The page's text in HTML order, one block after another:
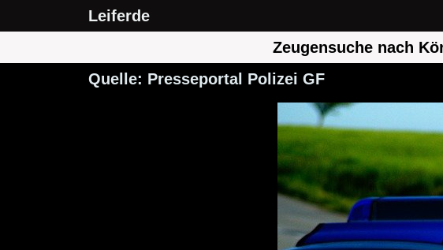
Leiferde
Zeugensuche nach
Quelle: Presseportal Polizei GF